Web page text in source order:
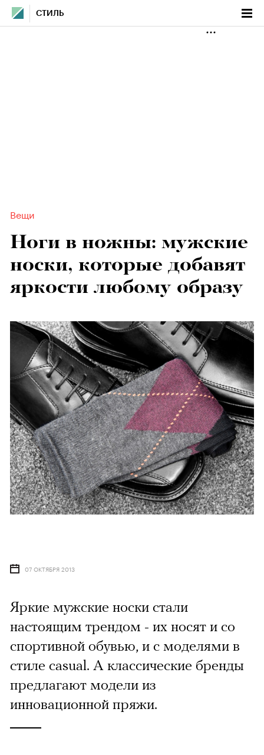
СТИЛЬ
Вещи
Ноги в ножны: мужские
носки, которые добавят
яркости любому образу
07 ОКТЯБРЯ 2013
Яркие мужские носки стали
настоящим трендом - их носят и со
спортивной обувью, и с моделями в
стиле casual. А классические бренды
предлагают модели из
инновационной пряжи.